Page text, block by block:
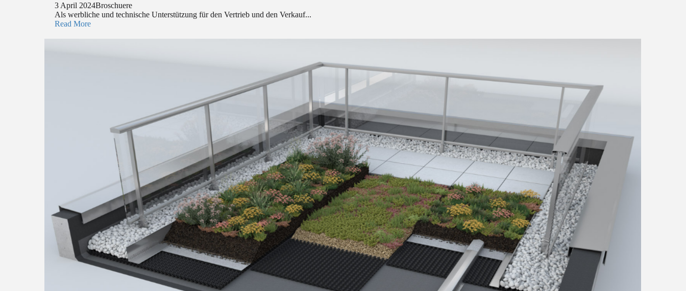
3 April 2024Broschuere
Als werbliche und technische Unterstützung für den Vertrieb und den Verkauf...
Read More